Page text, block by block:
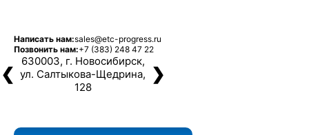
Написать нам:sales@etc-progress.ru
Позвонить нам:+7 (383) 248 47 22
630003, г. Новосибирск,
ул. Салтыкова-Щедрина,
128
❮ ❯